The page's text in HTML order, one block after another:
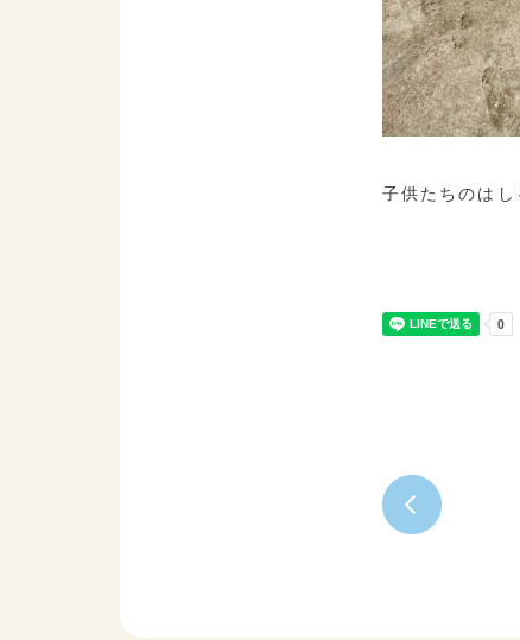
子供たちのは